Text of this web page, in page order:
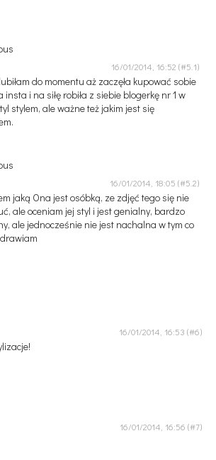
16/01/2014, 16:52
do momentu aż zaczęła kupować sobie
insta i na siłę robiła z siebie blogerkę nr 1 w
stylem, ale ważne też jakim jest się
16/01/2014, 18:05
jaką Ona jest osóbką, ze zdjęć tego się nie
ale oceniam jej styl i jest genialny, bardzo
ale jednocześnie nie jest nachalna w tym co
16/01/2014, 16:53
16/01/2014, 16:56